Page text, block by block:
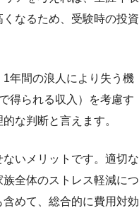
なるため、受験時の投資
1年間の浪人により失う機
得られる収入）を考慮す
な判断と言えます。
ないメリットです。適切な
全体のストレス軽減につ
めて、総合的に費用対効